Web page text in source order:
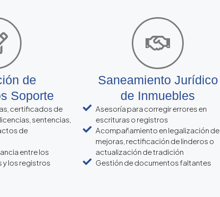
de
Soporte
certificados de
sentencias,
de
entre los
los registros
Saneamiento Jurídico
de Inmuebles
Asesoría para corregir errores en
escrituras o registros
Acompañamiento en legalización de
mejoras, rectificación de linderos o
actualización de tradición
Gestión de documentos faltantes